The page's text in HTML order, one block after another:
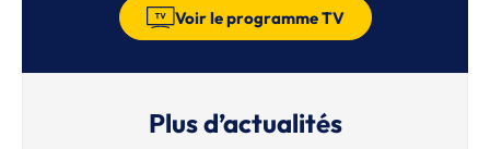
Voir le programme TV
Plus d’actualités